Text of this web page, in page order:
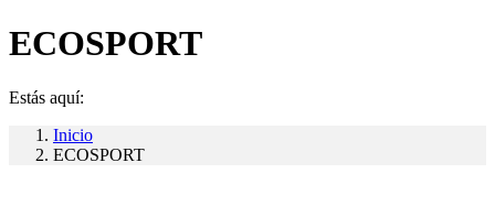
ECOSPORT
Estás aquí:
Inicio
ECOSPORT